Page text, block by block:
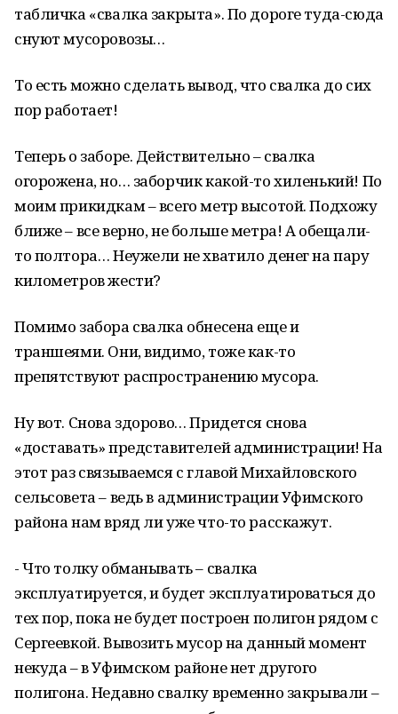
табличка «свалка закрыта». По дороге туда-сюда
снуют мусоровозы…
То есть можно сделать вывод, что свалка до сих
пор работает!
Теперь о заборе. Действительно – свалка
огорожена, но… заборчик какой-то хиленький! По
моим прикидкам – всего метр высотой. Подхожу
ближе – все верно, не больше метра! А обещали-
то полтора… Неужели не хватило денег на пару
километров жести?
Помимо забора свалка обнесена еще и
траншеями. Они, видимо, тоже как-то
препятствуют распространению мусора.
Ну вот. Снова здорово… Придется снова
«доставать» представителей администрации! На
этот раз связываемся с главой Михайловского
сельсовета – ведь в администрации Уфимского
района нам вряд ли уже что-то расскажут.
- Что толку обманывать – свалка
эксплуатируется, и будет эксплуатироваться до
тех пор, пока не будет построен полигон рядом с
Сергеевкой. Вывозить мусор на данный момент
некуда – в Уфимском районе нет другого
полигона. Недавно свалку временно закрывали –